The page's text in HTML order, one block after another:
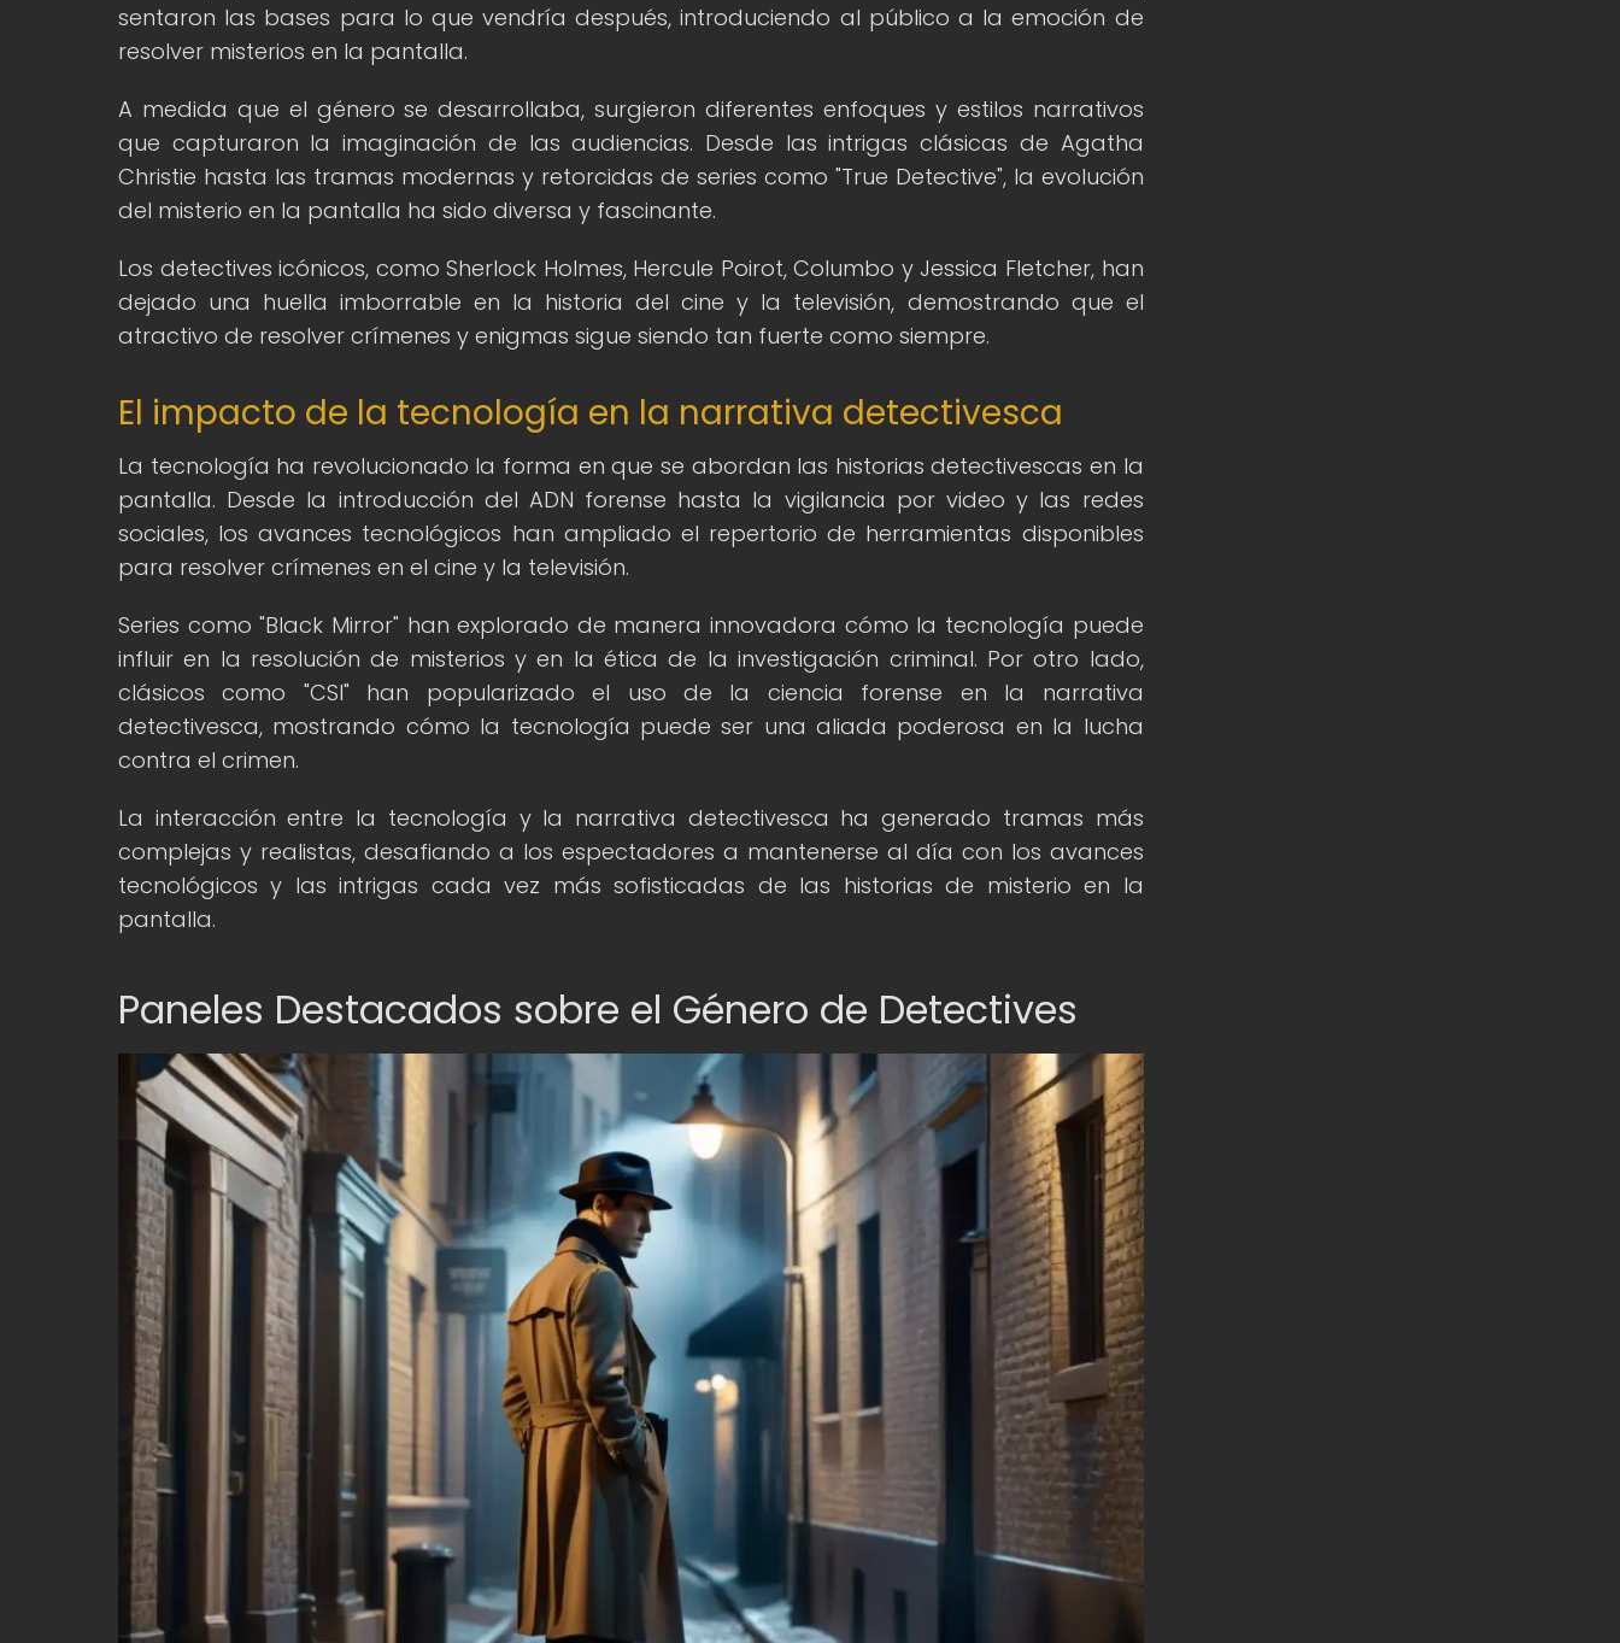
sentaron las bases para lo que vendría después, introduciendo al público a la emoción de
resolver misterios en la pantalla.
A medida que el género se desarrollaba, surgieron diferentes enfoques y estilos narrativos
que capturaron la imaginación de las audiencias. Desde las intrigas clásicas de Agatha
Christie hasta las tramas modernas y retorcidas de series como "True Detective", la evolución
del misterio en la pantalla ha sido diversa y fascinante.
Los detectives icónicos, como Sherlock Holmes, Hercule Poirot, Columbo y Jessica Fletcher, han
dejado una huella imborrable en la historia del cine y la televisión, demostrando que el
atractivo de resolver crímenes y enigmas sigue siendo tan fuerte como siempre.
El impacto de la tecnología en la narrativa detectivesca
La tecnología ha revolucionado la forma en que se abordan las historias detectivescas en la
pantalla. Desde la introducción del ADN forense hasta la vigilancia por video y las redes
sociales, los avances tecnológicos han ampliado el repertorio de herramientas disponibles
para resolver crímenes en el cine y la televisión.
Series como "Black Mirror" han explorado de manera innovadora cómo la tecnología puede
influir en la resolución de misterios y en la ética de la investigación criminal. Por otro lado,
clásicos como "CSI" han popularizado el uso de la ciencia forense en la narrativa
detectivesca, mostrando cómo la tecnología puede ser una aliada poderosa en la lucha
contra el crimen.
La interacción entre la tecnología y la narrativa detectivesca ha generado tramas más
complejas y realistas, desafiando a los espectadores a mantenerse al día con los avances
tecnológicos y las intrigas cada vez más sofisticadas de las historias de misterio en la
pantalla.
Paneles Destacados sobre el Género de Detectives